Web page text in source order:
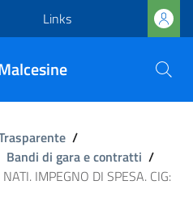
Links
/
Bandi di gara e contratti /
IMPEGNO DI SPESA. CIG: